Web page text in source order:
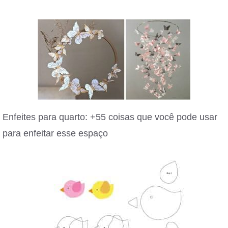
Enfeites para quarto: +55 coisas que você pode usar
para enfeitar esse espaço